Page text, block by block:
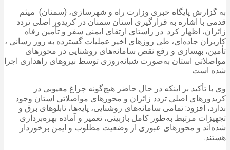
به گزارش پایگاه خبری وزارت راه و شهرسازی، (سمنان) میثم
قدمی با اشاره به قرارگیری استان سمنان در کریدور اصلی تردد
زائران، اظهار کرد: در راستای ارتقای ایمنی سفر و تأمین رفاه
کاربران جاده‌ای، طی روزهای اخیر عملیات گسترده به روز رسانی ،
تأمین، بهسازی و رفع نقص سامانه‌های روشنایی در محورهای
مواصلاتی استان به‌صورت شبانه‌روزی توسط نیروهای راهداری اجرا
شده است.
وی با تأکید بر اینکه در حال حاضر هیچ‌گونه چراغ معیوبی در
کریدورهای اصلی تردد زائران و محورهای مواصلاتی استان وجود
ندارد، افزود: تمامی سامانه‌های روشنایی، پایه‌ها، تابلوهای برق و
تجهیزات مرتبط به‌طور کامل بازبینی، تعمیر و آماده بهره‌برداری
شده‌اند و محورهای عبوری از وضعیت مطلوب و ایمن برخوردار
هستند.